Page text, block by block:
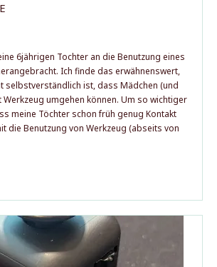
6jährigen Tochter an die Benutzung eines
Ich finde das erwähnenswert,
selbstverständlich ist, dass Mädchen (und
Werkzeug umgehen können. Um so wichtiger
meine Töchter schon früh genug Kontakt
die Benutzung von Werkzeug (abseits von